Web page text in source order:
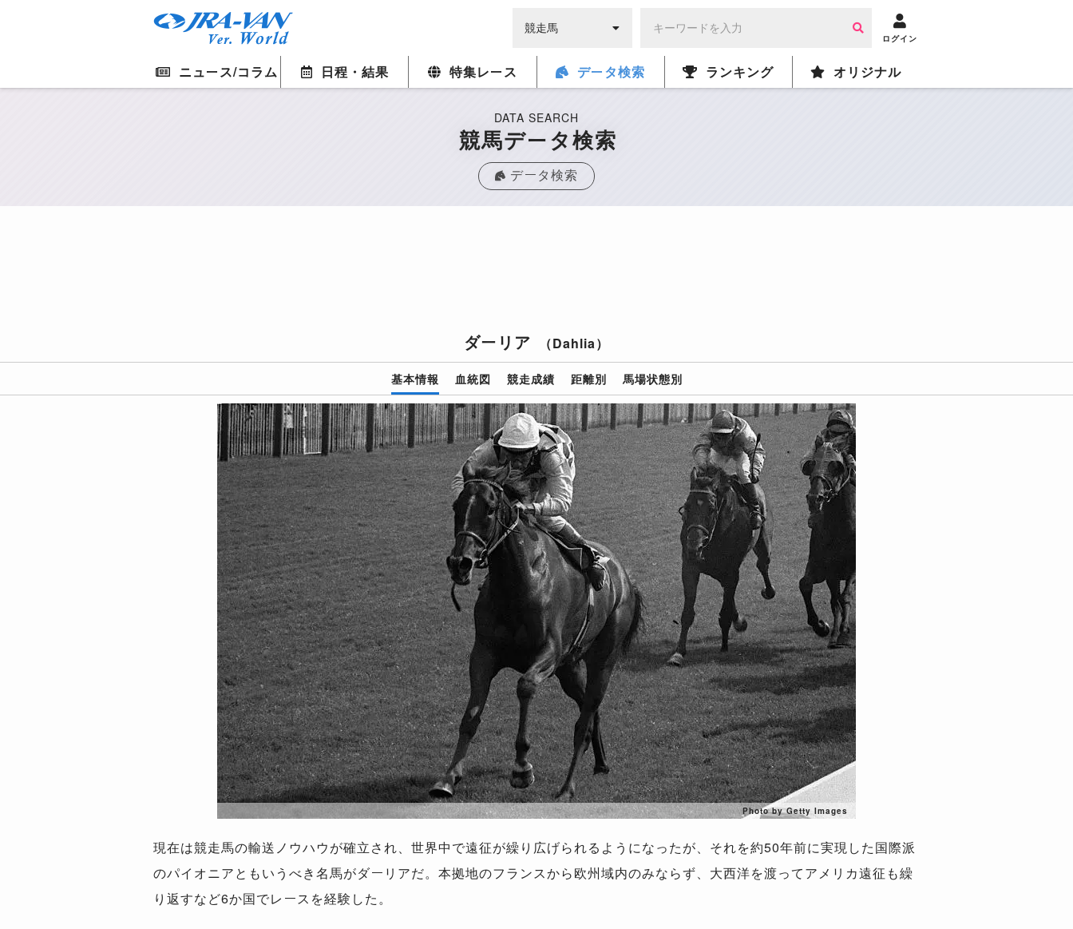
ログイン
ニュース/コラム 日程・結果 特集レース データ検索 ランキング オリジナル
DATA SEARCH
競馬データ検索
データ検索
ダーリア （Dahlia）
基本情報 血統図 競走成績 距離別 馬場状態別
Photo by Getty Images
現在は競走馬の輸送ノウハウが確立され、世界中で遠征が繰り広げられるようになったが、それを約50年前に実現した国際派
のパイオニアともいうべき名馬がダーリアだ。本拠地のフランスから欧州域内のみならず、大西洋を渡ってアメリカ遠征も繰
り返すなど6か国でレースを経験した。